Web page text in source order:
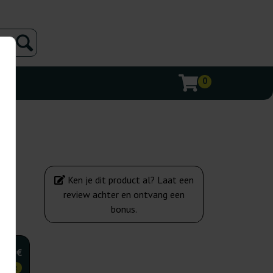
0
€
Ken je dit product al? Laat een
review achter en ontvang een
bonus.